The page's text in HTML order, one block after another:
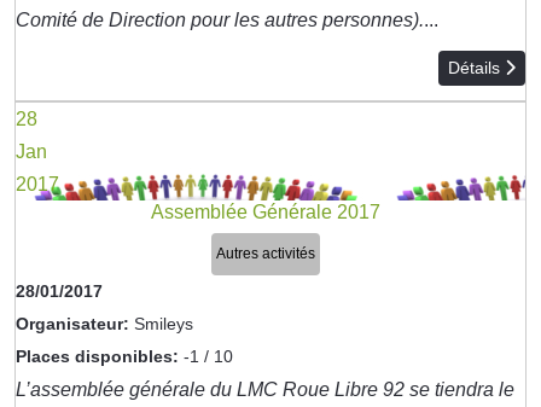
Comité de Direction pour les autres personnes)....
Détails
28
Jan
2017
Assemblée Générale 2017
Autres activités
28/01/2017
Organisateur: Smileys
Places disponibles: -1 / 10
L’assemblée générale du LMC Roue Libre 92 se tiendra le